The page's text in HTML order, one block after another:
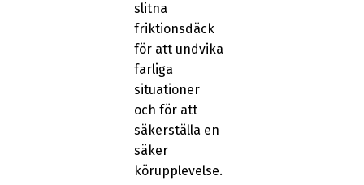
slitna
friktionsdäck
för att undvika
farliga
situationer
och för att
säkerställa en
säker
körupplevelse.